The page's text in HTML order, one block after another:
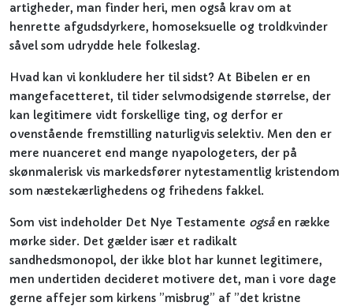
artigheder, man finder heri, men også krav om at
henrette afgudsdyrkere, homoseksuelle og troldkvinder
såvel som udrydde hele folkeslag.
Hvad kan vi konkludere her til sidst? At Bibelen er en
mangefacetteret, til tider selvmodsigende størrelse, der
kan legitimere vidt forskellige ting, og derfor er
ovenstående fremstilling naturligvis selektiv. Men den er
mere nuanceret end mange nyapologeters, der på
skønmalerisk vis markedsfører nytestamentlig kristendom
som næstekærlighedens og frihedens fakkel.
Som vist indeholder Det Nye Testamente ogsåen række
mørke sider. Det gælder især et radikalt
sandhedsmonopol, der ikke blot har kunnet legitimere,
men undertiden decideret motivere det, man i vore dage
gerne affejer som kirkens ”misbrug” af ”det kristne